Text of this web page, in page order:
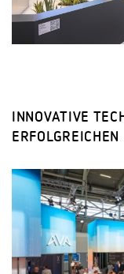
INNOVATIVE